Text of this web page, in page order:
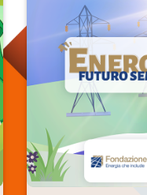
riaprirà il
data per ricevere una